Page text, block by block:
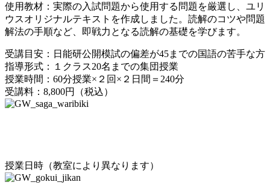
使用教材：実際の入試問題から使用する問題を厳選し、ユリ
ウスオリジナルテキストを作成しました。読解のコツや問題
解法の手順など、即戦力となる読解の基礎を学びます。
受講目安：日能研公開模試の偏差が45までの国語の苦手な方
指導形式：１クラス20名までの集団授業
授業時間：60分授業×２回×２日間＝240分
受講料：8,800円（税込）
授業日時（教室により異なります）